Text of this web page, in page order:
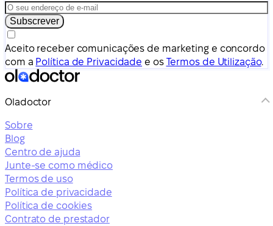
Subscrever
Aceito receber comunicações de marketing e concordo
com a Política de Privacidade e os Termos de Utilização.
Oladoctor
Sobre
Blog
Centro de ajuda
Junte-se como médico
Termos de uso
Política de privacidade
Política de cookies
Contrato de prestador